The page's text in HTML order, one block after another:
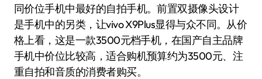
同价位手机中最好的自拍手机。前置双摄像头设计
是手机中的另类，让vivo X9Plus显得与众不同。从价
格上看，这是一款3500元档手机，在国产自主品牌
手机中价位比较高，适合购机预算约为3500元、注
重自拍和音质的消费者购买。